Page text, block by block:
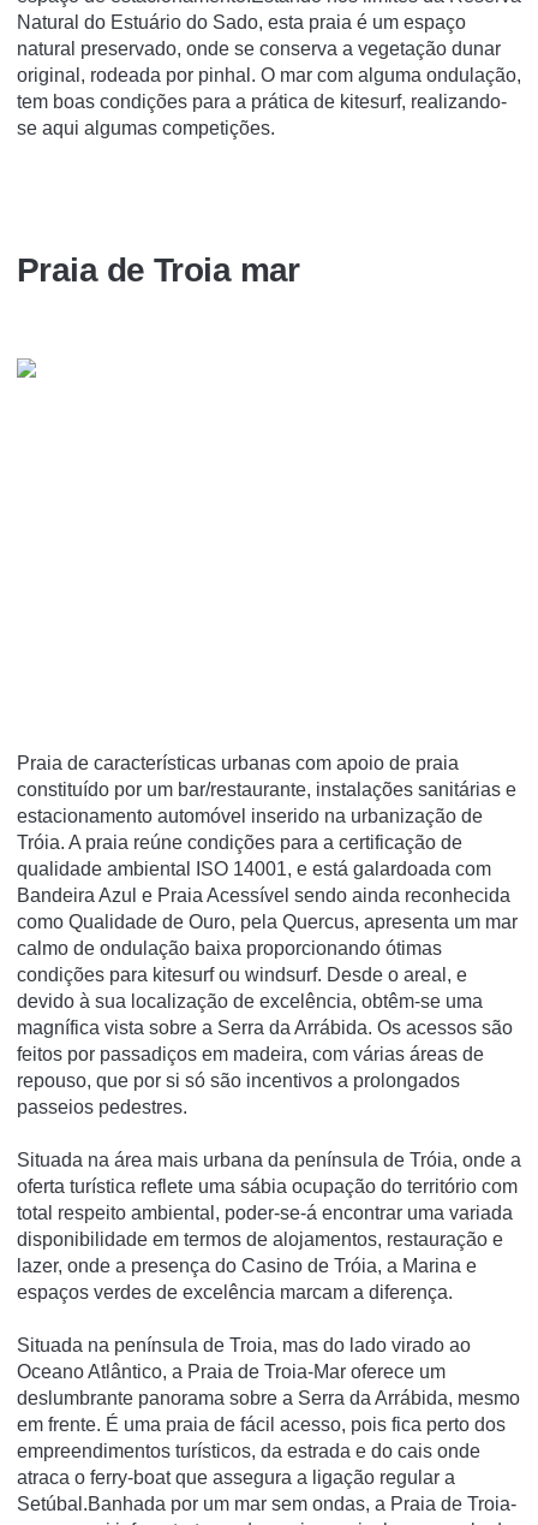
Natural do Estuário do Sado, esta praia é um espaço
natural preservado, onde se conserva a vegetação dunar
original, rodeada por pinhal. O mar com alguma ondulação,
tem boas condições para a prática de kitesurf, realizando-
se aqui algumas competições.
Praia de Troia mar
Praia de características urbanas com apoio de praia
constituído por um bar/restaurante, instalações sanitárias e
estacionamento automóvel inserido na urbanização de
Tróia. A praia reúne condições para a certificação de
qualidade ambiental ISO 14001, e está galardoada com
Bandeira Azul e Praia Acessível sendo ainda reconhecida
como Qualidade de Ouro, pela Quercus, apresenta um mar
calmo de ondulação baixa proporcionando ótimas
condições para kitesurf ou windsurf. Desde o areal, e
devido à sua localização de excelência, obtêm-se uma
magnífica vista sobre a Serra da Arrábida. Os acessos são
feitos por passadiços em madeira, com várias áreas de
repouso, que por si só são incentivos a prolongados
passeios pedestres.
Situada na área mais urbana da península de Tróia, onde a
oferta turística reflete uma sábia ocupação do território com
total respeito ambiental, poder-se-á encontrar uma variada
disponibilidade em termos de alojamentos, restauração e
lazer, onde a presença do Casino de Tróia, a Marina e
espaços verdes de excelência marcam a diferença.
Situada na península de Troia, mas do lado virado ao
Oceano Atlântico, a Praia de Troia-Mar oferece um
deslumbrante panorama sobre a Serra da Arrábida, mesmo
em frente. É uma praia de fácil acesso, pois fica perto dos
empreendimentos turísticos, da estrada e do cais onde
atraca o ferry-boat que assegura a ligação regular a
Setúbal.Banhada por um mar sem ondas, a Praia de Troia-